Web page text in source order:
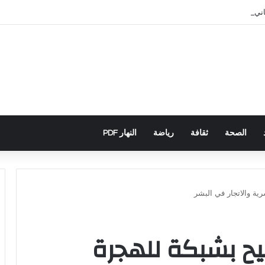
يكشف تورط حملة رقمية جزائرية في أحداث سبتة
الصحة ثقافة رياضة النهار PDF
والاتجار في البشر
بشبكة للهجرة